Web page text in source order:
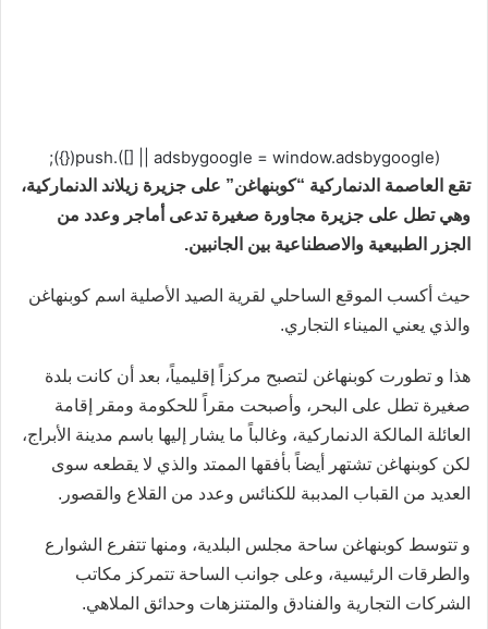
(adsbygoogle = window.adsbygoogle || []).push({});
تقع العاصمة الدنماركية “كوبنهاغن” على جزيرة زيلاند الدنماركية،
وهي تطل على جزيرة مجاورة صغيرة تدعى أماجر وعدد من
الجزر الطبيعية والاصطناعية بين الجانبين.
حيث أكسب الموقع الساحلي لقرية الصيد الأصلية اسم كوبنهاغن
والذي يعني الميناء التجاري.
هذا و تطورت كوبنهاغن لتصبح مركزاً إقليمياً، بعد أن كانت بلدة
صغيرة تطل على البحر، وأصبحت مقراً للحكومة ومقر إقامة
العائلة المالكة الدنماركية، وغالباً ما يشار إليها باسم مدينة الأبراج،
لكن كوبنهاغن تشتهر أيضاً بأفقها الممتد والذي لا يقطعه سوى
العديد من القباب المدببة للكنائس وعدد من القلاع والقصور.
و تتوسط كوبنهاغن ساحة مجلس البلدية، ومنها تتفرع الشوارع
والطرقات الرئيسية، وعلى جوانب الساحة تتمركز مكاتب
الشركات التجارية والفنادق والمتنزهات وحدائق الملاهي.